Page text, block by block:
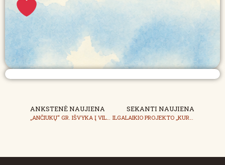
ANKSTENĖ NAUJIENA
„ANČIUKŲ“ GR. IŠVYKA Į VILNIAUS PRIEŠGAISRINĘ GELBĖJIMO TARNYBĄ
SEKANTI NAUJIENA
ILGALAIKIO PROJEKTO ,,KUR SLEPIASI PASAULIO KRAŠTAS?“ GRUPIŲ AKIMIRKOS